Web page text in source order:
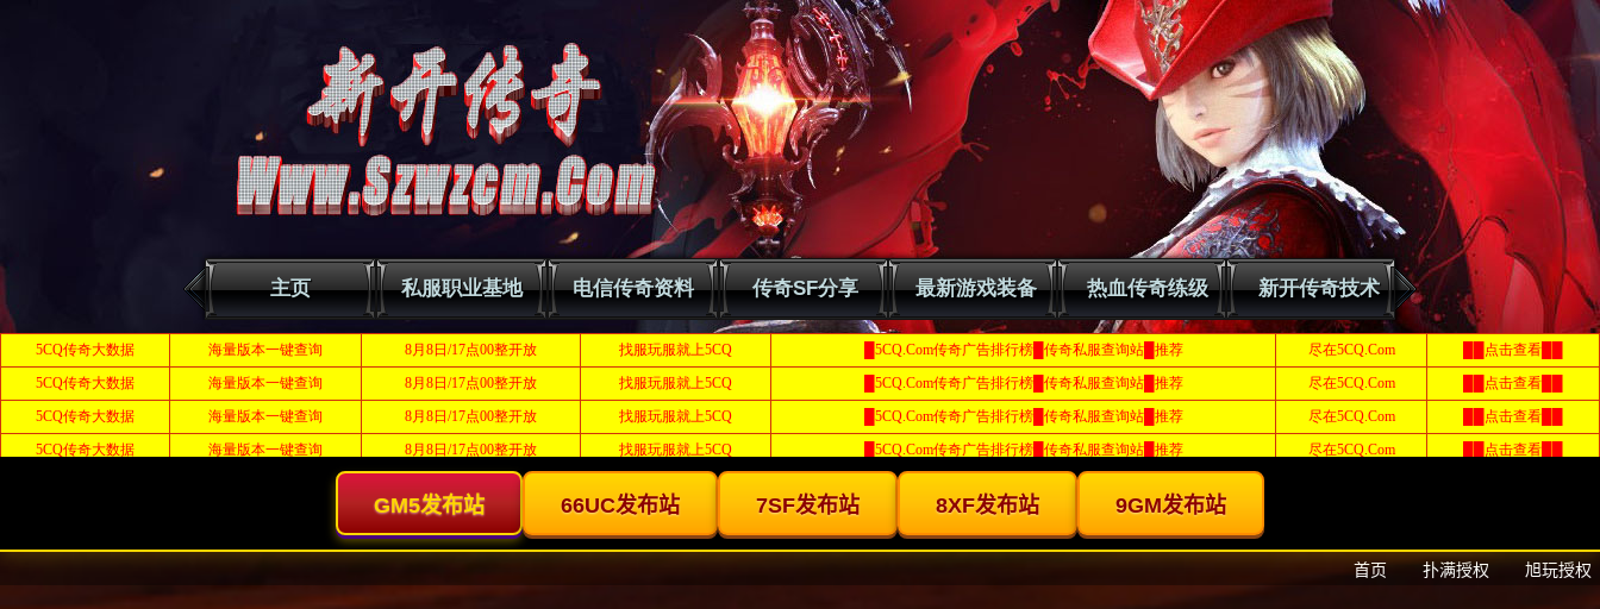
主页 私服职业基地 电信传奇资料 传奇SF分享 最新游戏装备 热血传奇练级 新开传奇技术